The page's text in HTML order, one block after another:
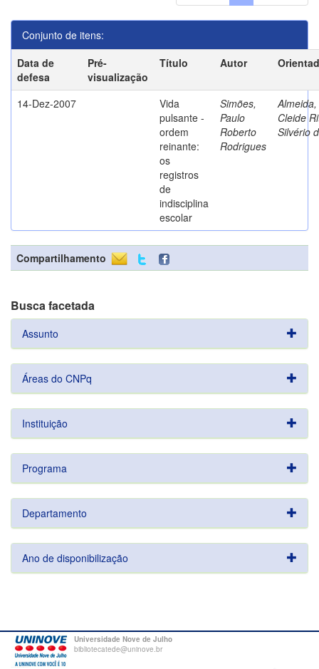
Conjunto de itens:
Data de
defesa
Pré-
visualização
Título Autor
14-Dez-2007
Vida
pulsante -
ordem
reinante:
os
registros
de
indisciplina
escolar
Simões,
Paulo
Roberto
Rodrigues
Almeida,
Cleide
Silvério
Compartilhamento
Busca facetada
Assunto
Áreas do CNPq
Instituição
Programa
Departamento
Ano de disponibilização
Universidade Nove de Julho
bibliotecatede@uninove.br